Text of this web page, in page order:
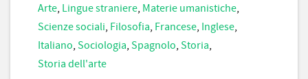
Arte, Lingue straniere, Materie umanistiche,
Scienze sociali, Filosofia, Francese, Inglese,
Italiano, Sociologia, Spagnolo, Storia,
Storia dell'arte